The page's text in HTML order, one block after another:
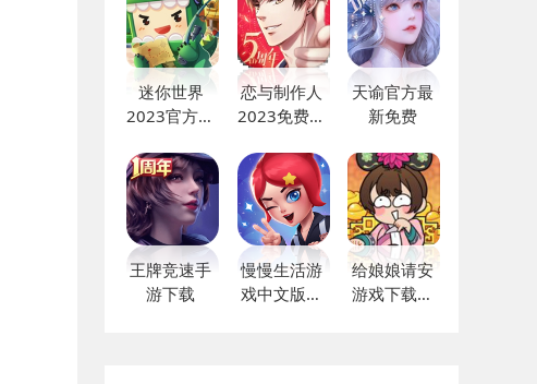
迷你世界
2023官方最
恋与制作人
2023免费下
天谕官方最
新免费
王牌竞速手
游下载
慢慢生活游
戏中文版下
给娘娘请安
游戏下载免